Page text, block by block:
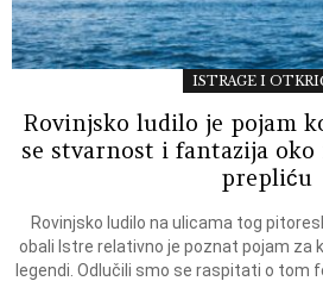
ISTRAGE I
Rovinjsko ludilo je pojam
se stvarnost i fantazija oko
prepliću
Rovinjsko ludilo na ulicama tog
obali Istre relativno je poznat pojam za
legendi. Odlučili smo se raspitati o tom